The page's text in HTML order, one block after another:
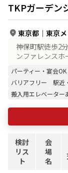
TKPガーデン
東京都 ｜ 東京
神保町駅徒歩2
ンファレンスホ
パーティー・宴会OK
バリアフリー
駅近
搬入用エレベーター
検討
リス
ト
会
場
名